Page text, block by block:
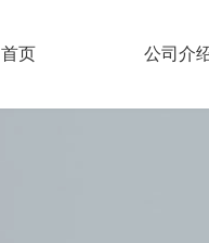
首页 公司介